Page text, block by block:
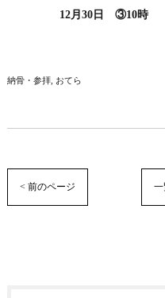
12月30日 ③10時
納骨・参拝 おてら
< 前のページ 一